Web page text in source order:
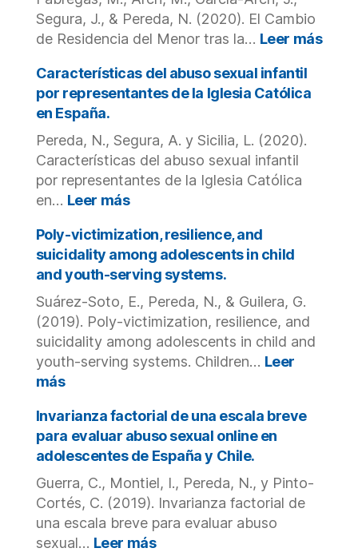
el
sistema
y
justicia
juvenil
Segura, J., & Pereda, N. (2020). El Cambio
de Residencia del Menor tras la… Leer más:
Características del abuso sexual infantil
por representantes de la Iglesia Católica
en España.
Pereda, N., Segura, A. y Sicilia, L. (2020).
Características del abuso sexual infantil
por representantes de la Iglesia Católica
en… Leer más:
del
abuso
sexual
infantil
por
representantes
de
la
Iglesia
en
España.
Poly-victimization, resilience, and
suicidality among adolescents in child
and youth-serving systems.
Suárez-Soto, E., Pereda, N., & Guilera, G.
(2019). Poly-victimization, resilience, and
suicidality among adolescents in child and
youth-serving systems. Children… Leer
más:
victimization,
resilience,
and
suicidality
among
adolescents
in
child
Invarianza factorial de una escala breve
para evaluar abuso sexual online en
adolescentes de España y Chile.
Guerra, C., Montiel, I., Pereda, N., y Pinto-
Cortés, C. (2019). Invarianza factorial de
una escala breve para evaluar abuso
sexual… Leer más: